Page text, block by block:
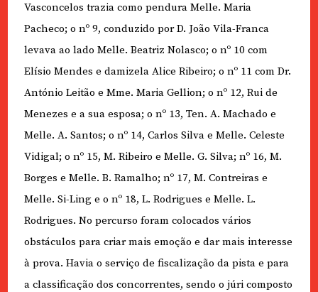
Vasconcelos trazia como pendura Melle. Maria
Pacheco; o nº9, conduzido por D. João Vila-Franca
levava ao lado Melle. Beatriz Nolasco; o nº10 com
Elísio Mendes e damizela Alice Ribeiro; o nº11 com Dr.
António Leitão e Mme. Maria Gellion; o nº12, Rui de
Menezes e a sua esposa; o nº13, Ten. A. Machado e
Melle. A. Santos; o nº14, Carlos Silva e Melle. Celeste
Vidigal; o nº15, M. Ribeiro e Melle. G. Silva; nº16, M.
Borges e Melle. B. Ramalho; nº17, M. Contreiras e
Melle. Si-Ling e o nº18, L. Rodrigues e Melle. L.
Rodrigues. No percurso foram colocados vários
obstáculos para criar mais emoção e dar mais interesse
à prova. Havia o serviço de fiscalização da pista e para
a classificação dos concorrentes, sendo o júri composto